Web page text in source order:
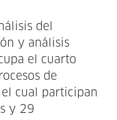
del
y análisis
el cuarto
de
cual participan
y 29